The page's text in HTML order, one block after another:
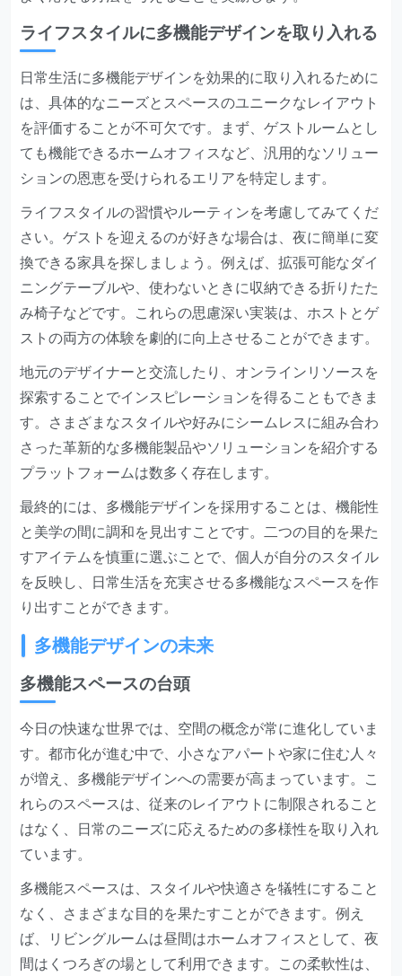
ライフスタイルに多機能デザインを取り入れる
日常生活に多機能デザインを効果的に取り入れるために
は、具体的なニーズとスペースのユニークなレイアウト
を評価することが不可欠です。まず、ゲストルームとし
ても機能できるホームオフィスなど、汎用的なソリュー
ションの恩恵を受けられるエリアを特定します。
ライフスタイルの習慣やルーティンを考慮してみてくだ
さい。ゲストを迎えるのが好きな場合は、夜に簡単に変
換できる家具を探しましょう。例えば、拡張可能なダイ
ニングテーブルや、使わないときに収納できる折りたた
み椅子などです。これらの思慮深い実装は、ホストとゲ
ストの両方の体験を劇的に向上させることができます。
地元のデザイナーと交流したり、オンラインリソースを
探索することでインスピレーションを得ることもできま
す。さまざまなスタイルや好みにシームレスに組み合わ
さった革新的な多機能製品やソリューションを紹介する
プラットフォームは数多く存在します。
最終的には、多機能デザインを採用することは、機能性
と美学の間に調和を見出すことです。二つの目的を果た
すアイテムを慎重に選ぶことで、個人が自分のスタイル
を反映し、日常生活を充実させる多機能なスペースを作
り出すことができます。
多機能デザインの未来
多機能スペースの台頭
今日の快速な世界では、空間の概念が常に進化していま
す。都市化が進む中で、小さなアパートや家に住む人々
が増え、多機能デザインへの需要が高まっています。こ
れらのスペースは、従来のレイアウトに制限されること
はなく、日常のニーズに応えるための多様性を取り入れ
ています。
多機能スペースは、スタイルや快適さを犠牲にすること
なく、さまざまな目的を果たすことができます。例え
ば、リビングルームは昼間はホームオフィスとして、夜
間はくつろぎの場として利用できます。この柔軟性は、